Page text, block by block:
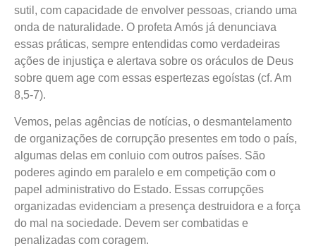
sutil, com capacidade de envolver pessoas, criando uma
onda de naturalidade. O profeta Amós já denunciava
essas práticas, sempre entendidas como verdadeiras
ações de injustiça e alertava sobre os oráculos de Deus
sobre quem age com essas espertezas egoístas (cf. Am
8,5-7).
Vemos, pelas agências de notícias, o desmantelamento
de organizações de corrupção presentes em todo o país,
algumas delas em conluio com outros países. São
poderes agindo em paralelo e em competição com o
papel administrativo do Estado. Essas corrupções
organizadas evidenciam a presença destruidora e a força
do mal na sociedade. Devem ser combatidas e
penalizadas com coragem.